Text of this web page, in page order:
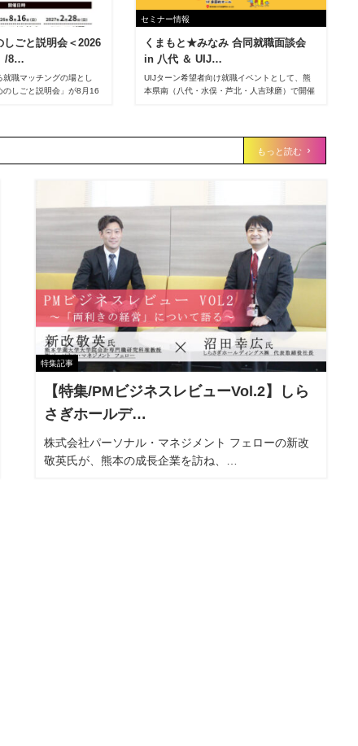
しごと説明会＜2026
/8…
職マッチングの場とし
のしごと説明会」が8月16
セミナー情報
くまもと★みなみ 合同就職面談会
in 八代 ＆ UIJ…
UIJターン希望者向け就職イベントとして、熊
本県南（八代・水俣・芦北・人吉球磨）で開催
もっと読む
特集記事
【特集/PMビジネスレビューVol.2】しら
さぎホールデ…
株式会社パーソナル・マネジメント フェローの新改
敬英氏が、熊本の成長企業を訪ね、…